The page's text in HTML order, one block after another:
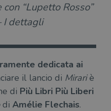
“Lupetto Rosso”
I dettagli
dedicata ai
il lancio di Mirariè
di Più Libri Più Liberi
di Amélie Flechais.